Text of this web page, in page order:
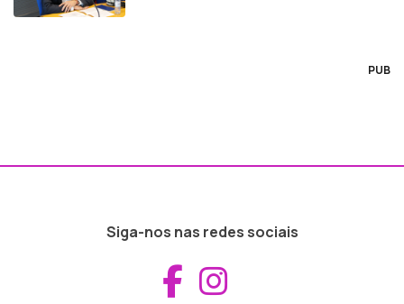
PUB
Siga-nos nas redes sociais
Aceder ao